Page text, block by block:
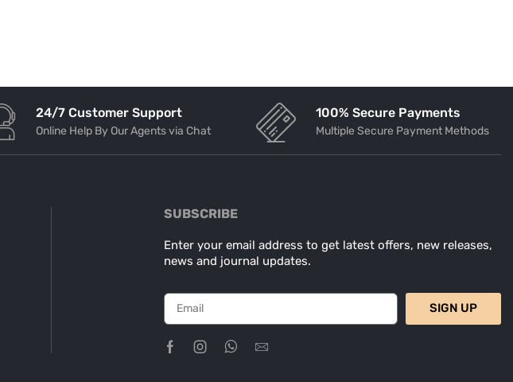
24/7 Customer Support
Online Help By Our Agents via Chat
100% Secure Payments
Multiple Secure Payment Methods
SUBSCRIBE
Enter your email address to get latest offers, new releases,
news and journal updates.
SIGN UP